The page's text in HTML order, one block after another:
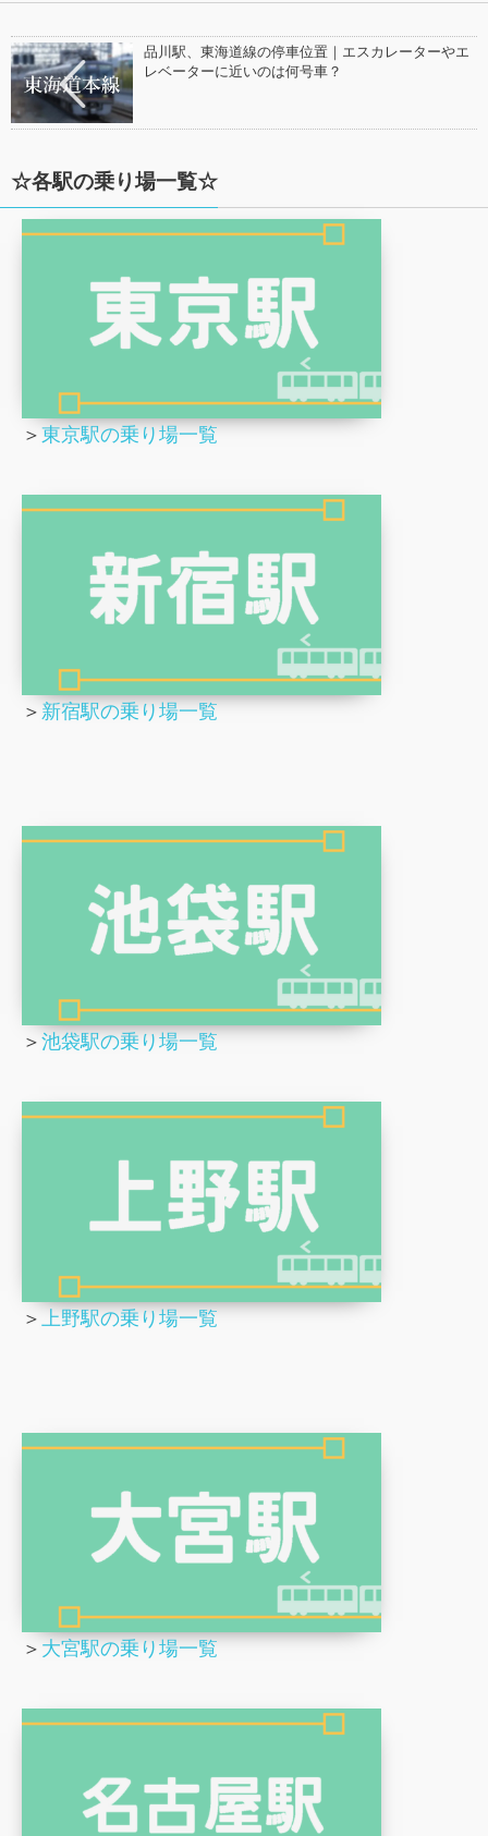
品川駅、東海道線の停車位置｜エスカレーターやエ
レベーターに近いのは何号車？
☆各駅の乗り場一覧☆
＞ 東京駅の乗り場一覧
＞ 新宿駅の乗り場一覧
＞ 池袋駅の乗り場一覧
＞ 上野駅の乗り場一覧
＞ 大宮駅の乗り場一覧